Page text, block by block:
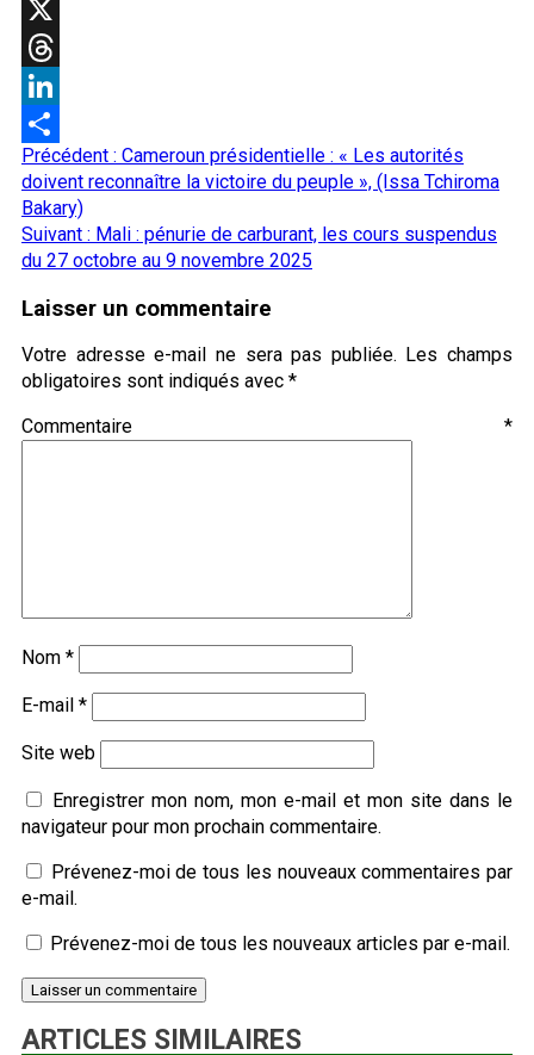
WhatsApp
X
Threads
LinkedIn
Partager
Navigation
d’article
Précédent : Cameroun présidentielle : « Les autorités
doivent reconnaître la victoire du peuple », (Issa Tchiroma
Bakary)
Suivant : Mali : pénurie de carburant, les cours suspendus
du 27 octobre au 9 novembre 2025
Laisser un commentaire
Votre adresse e-mail ne sera pas publiée. Les champs
obligatoires sont indiqués avec *
Commentaire *
Nom *
E-mail *
Site web
Enregistrer mon nom, mon e-mail et mon site dans le
navigateur pour mon prochain commentaire.
Prévenez-moi de tous les nouveaux commentaires par
e-mail.
Prévenez-moi de tous les nouveaux articles par e-mail.
ARTICLES SIMILAIRES